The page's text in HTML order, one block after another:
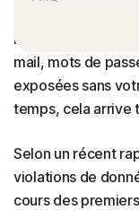
informations
mail, mots de
exposées sans
temps, cela arrive
Selon un récent
violations de
cours des